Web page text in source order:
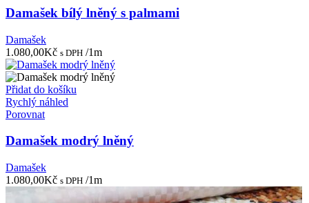
Damašek bílý lněný s palmami
Damašek
1.080,00Kč s DPH /1m
Přidat do košíku
Rychlý náhled
Porovnat
Damašek modrý lněný
Damašek
1.080,00Kč s DPH /1m